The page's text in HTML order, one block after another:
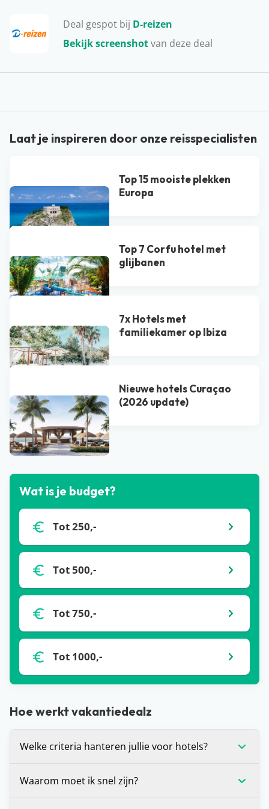
Deal gespot bij D-reizen
Bekijk screenshotvan deze deal
de eerste twee schiereilanden kun je terecht voor een
ontspannen zonvakantie. Hier zijn dan ook genoeg
dicht bij het strand liggen. Ideaal! Op het derde
toe. Hier wonen namelijk alleen monniken. Ook vind je
Laat je inspireren door onze reisspecialisten
Top 15 mooiste plekken
Europa
Top 7 Corfu hotel met
glijbanen
7x Hotels met
familiekamer op Ibiza
Nieuwe hotels Curaçao
(2026 update)
Bekijk alle blogs
Wat is je budget?
Tot 250,-
Tot 500,-
Tot 750,-
Tot 1000,-
Hoe werkt vakantiedealz
Welke criteria hanteren jullie voor hotels?
willen verblijven? Is het antwoord ‘ja’? Dan
Waarom moet ik snel zijn?